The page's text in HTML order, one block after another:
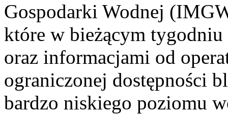
Gospodarki Wodnej
które w bieżącym tygodniu
oraz informacjami od
ograniczonej dostępności
bardzo niskiego poziomu